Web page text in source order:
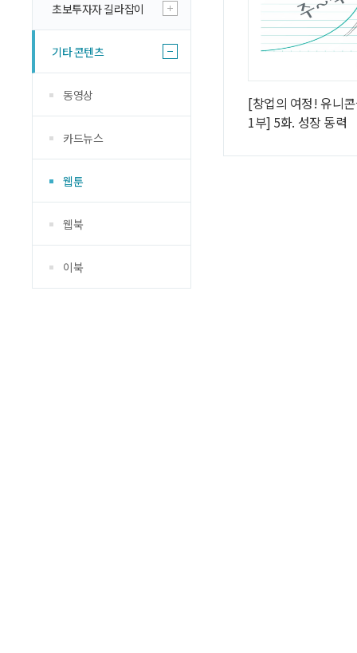
초보투자자 길라잡이
기타 콘텐츠
동영상
카드뉴스
웹툰
웹북
이북
[창업의 여정! 유니
1부] 5화. 성장 동력